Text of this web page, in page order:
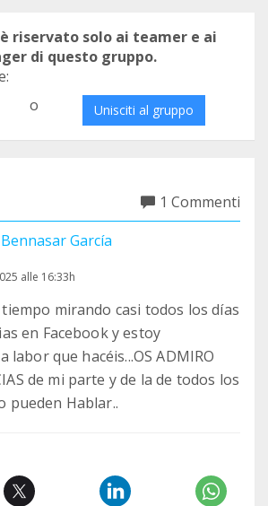
riservato solo ai teamer e ai
di questo gruppo.
o Unisciti al gruppo
1 Commenti
García
alle 16:33h
tiempo mirando casi todos los días
en Facebook y estoy
labor que hacéis...OS ADMIRO
de mi parte y de la de todos los
pueden Hablar..